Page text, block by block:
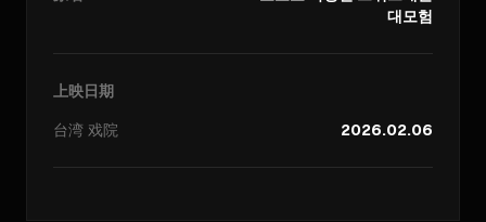
대모험
上映日期
台湾 戏院 2026.02.06